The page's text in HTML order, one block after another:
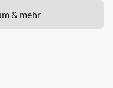
& mehr